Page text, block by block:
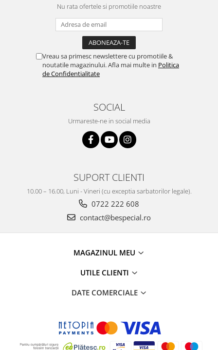
Nu rata ofertele si promotiile noastre
Vreau sa primesc newslettere cu promotiile &
noutatile magazinului. Afla mai multe in Politica
de Confidentialitate
SOCIAL
Urmareste-ne in social media
SUPORT CLIENTI
10.00 – 16.00, Luni - Vineri (cu exceptia sarbatorilor legale).
0722 222 608
contact@bespecial.ro
MAGAZINUL MEU
UTILE CLIENTI
DATE COMERCIALE